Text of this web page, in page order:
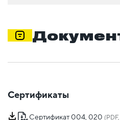
Сертификаты
Сертификат 004, 020